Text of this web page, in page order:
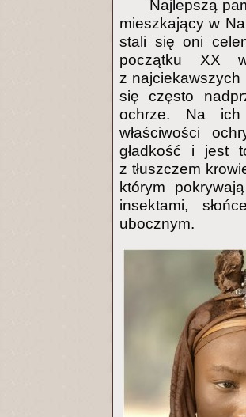
Najlepszą
mieszkający w
stali się oni
początku XX
z najciekawszych
się często
ochrze. Na ich
właściwości
gładkość i jest
z tłuszczem
którym
insektami,
ubocznym.